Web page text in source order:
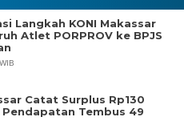
Langkah KONI Makassar
Atlet PORPROV ke BPJS
Catat Surplus Rp130
Pendapatan Tembus 49